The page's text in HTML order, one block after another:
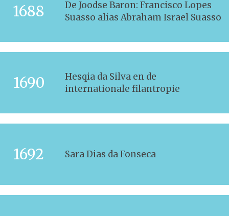
1688
De Joodse Baron: Francisco Lopes
Suasso alias Abraham Israel Suasso
1690
Hesqia da Silva en de
internationale filantropie
1692 Sara Dias da Fonseca